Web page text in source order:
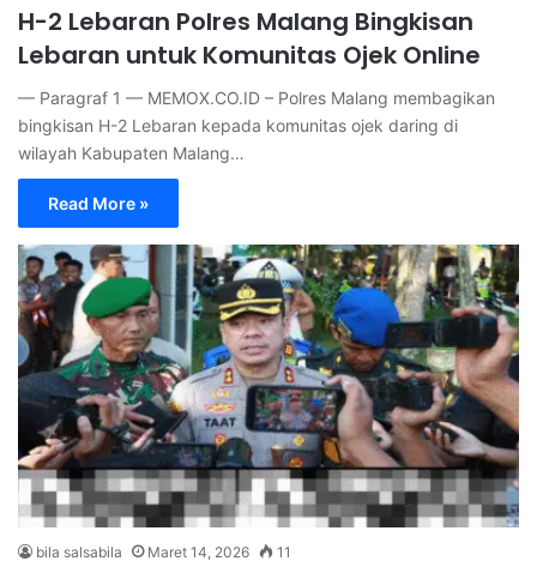
H-2 Lebaran Polres Malang Bingkisan
Lebaran untuk Komunitas Ojek Online
— Paragraf 1 — MEMOX.CO.ID – Polres Malang membagikan
bingkisan H-2 Lebaran kepada komunitas ojek daring di
wilayah Kabupaten Malang…
Read More »
bila salsabila Maret 14, 2026 11